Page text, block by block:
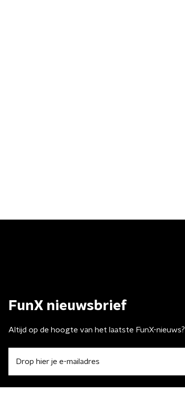
FunX nieuwsbrief
Altijd op de hoogte van het laatste FunX-nieuws?